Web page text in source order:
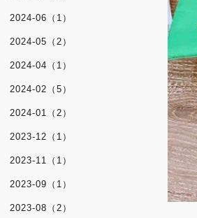
2024-06（1）
2024-05（2）
2024-04（1）
2024-02（5）
2024-01（2）
2023-12（1）
2023-11（1）
2023-09（1）
2023-08（2）